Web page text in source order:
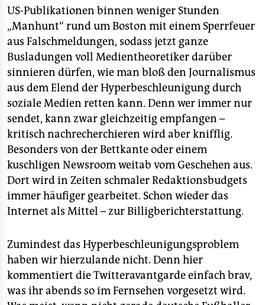
US-Publikationen binnen weniger Stunden
„Manhunt“ rund um Boston mit einem Sperrfeuer
aus Falschmeldungen, sodass jetzt ganze
Busladungen voll Medientheoretiker darüber
sinnieren dürfen, wie man bloß den Journalismus
aus dem Elend der Hyperbeschleunigung durch
soziale Medien retten kann. Denn wer immer nur
sendet, kann zwar gleichzeitig empfangen –
kritisch nachrecherchieren wird aber knifflig.
Besonders von der Bettkante oder einem
kuschligen Newsroom weitab vom Geschehen aus.
Dort wird in Zeiten schmaler Redaktionsbudgets
immer häufiger gearbeitet. Schon wieder das
Internet als Mittel – zur Billigberichterstattung.
Zumindest das Hyperbeschleunigungsproblem
haben wir hierzulande nicht. Denn hier
kommentiert die Twitteravantgarde einfach brav,
was ihr abends so im Fernsehen vorgesetzt wird.